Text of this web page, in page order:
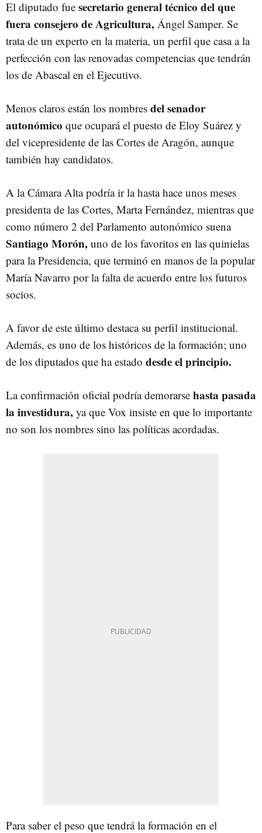
El diputado fue secretario general técnico del que
fuera consejero de Agricultura, Ángel Samper. Se
trata de un experto en la materia, un perfil que casa a la
perfección con las renovadas competencias que tendrán
los de Abascal en el Ejecutivo.
Menos claros están los nombres del senador
autonómico que ocupará el puesto de Eloy Suárez y
del vicepresidente de las Cortes de Aragón, aunque
también hay candidatos.
A la Cámara Alta podría ir la hasta hace unos meses
presidenta de las Cortes, Marta Fernández, mientras que
como número 2 del Parlamento autonómico suena
Santiago Morón, uno de los favoritos en las quinielas
para la Presidencia, que terminó en manos de la popular
María Navarro por la falta de acuerdo entre los futuros
socios.
A favor de este último destaca su perfil institucional.
Además, es uno de los históricos de la formación; uno
de los diputados que ha estado desde el principio.
La confirmación oficial podría demorarse hasta pasada
la investidura, ya que Vox insiste en que lo importante
no son los nombres sino las políticas acordadas.
Para saber el peso que tendrá la formación en el